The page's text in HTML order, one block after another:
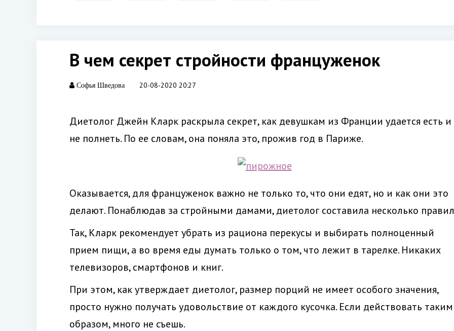
В чем секрет стройности француженок
Софья Шведова 20-08-2020 20:27
Диетолог Джейн Кларк раскрыла секрет, как девушкам из Франции удается есть и
не полнеть. По ее словам, она поняла это, прожив год в Париже.
Оказывается, для француженок важно не только то, что они едят, но и как они это
делают. Понаблюдав за стройными дамами, диетолог составила несколько
Так, Кларк рекомендует убрать из рациона перекусы и выбирать полноценный
прием пищи, а во время еды думать только о том, что лежит в тарелке. Никаких
телевизоров, смартфонов и книг.
При этом, как утверждает диетолог, размер порций не имеет особого значения,
просто нужно получать удовольствие от каждого кусочка. Если действовать таким
образом, много не съешь.